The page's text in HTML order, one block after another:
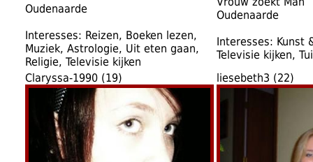
Oudenaarde
Interesses: Reizen, Boeken lezen,
Muziek, Astrologie, Uit eten gaan,
Religie, Televisie kijken
Oudenaarde
Interesses: Kunst
Televisie kijken,
Claryssa-1990 (19)
liesebeth3 (22)